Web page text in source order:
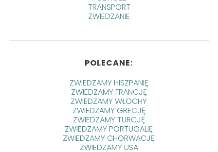
TRANSPORT
ZWIEDZANIE
POLECANE:
ZWIEDZAMY HISZPANIĘ
ZWIEDZAMY FRANCJĘ
ZWIEDZAMY WŁOCHY
ZWIEDZAMY GRECJĘ
ZWIEDZAMY TURCJĘ
ZWIEDZAMY PORTUGALIĘ
ZWIEDZAMY CHORWACJĘ
ZWIEDZAMY USA